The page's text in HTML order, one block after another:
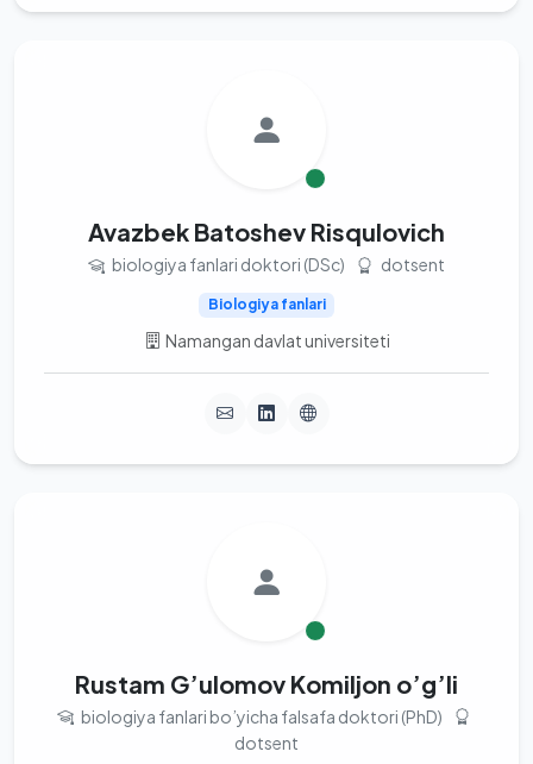
Avazbek Batoshev Risqulovich
biologiya fanlari doktori (DSc) dotsent
Biologiya fanlari
Namangan davlat universiteti
Rustam G’ulomov Komiljon o’g’li
biologiya fanlari bo’yicha falsafa doktori (PhD)
dotsent